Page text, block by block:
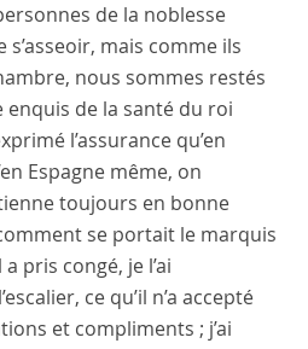
de la noblesse
mais comme ils
nous sommes restés
enquis de la santé du roi
l’assurance qu’en
Espagne même, on
toujours en bonne
se portait le marquis
a pris congé, je l’ai
ce qu’il n’a accepté
et compliments ; j’ai